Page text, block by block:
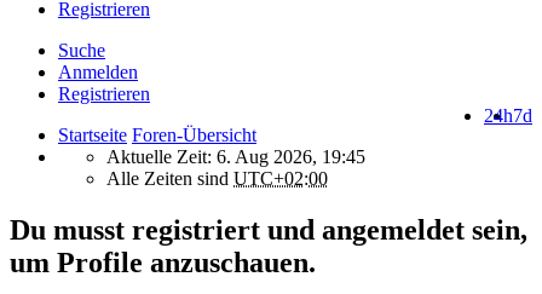
Registrieren
Suche
Anmelden
Registrieren
7d
24h
Startseite Foren-Übersicht
Aktuelle Zeit: 6. Aug 2026, 19:45
Alle Zeiten sind UTC+02:00
Du musst registriert und angemeldet sein,
um Profile anzuschauen.